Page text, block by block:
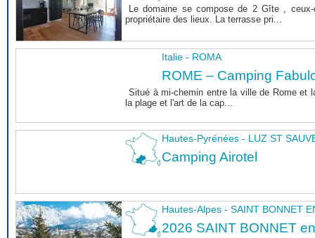
Le domaine se compose de 2 Gîte ,
propriétaire des lieux. La terrasse pri...
Italie - ROMA
ROME – Camping
Situé à mi-chemin entre la ville de Rome et
la plage et l'art de la cap...
Hautes-Pyrénées - LUZ ST
Camping Airotel
Hautes-Alpes - SAINT BONNET
2026 SAINT BONNET